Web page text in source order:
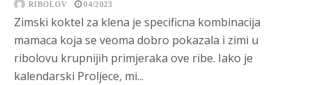
RIBOLOV 04/2023
Zimski koktel za klena je specificna kombinacija
mamaca koja se veoma dobro pokazala i zimi u
ribolovu krupnijih primjeraka ove ribe. Iako je
kalendarski Proljece, mi...